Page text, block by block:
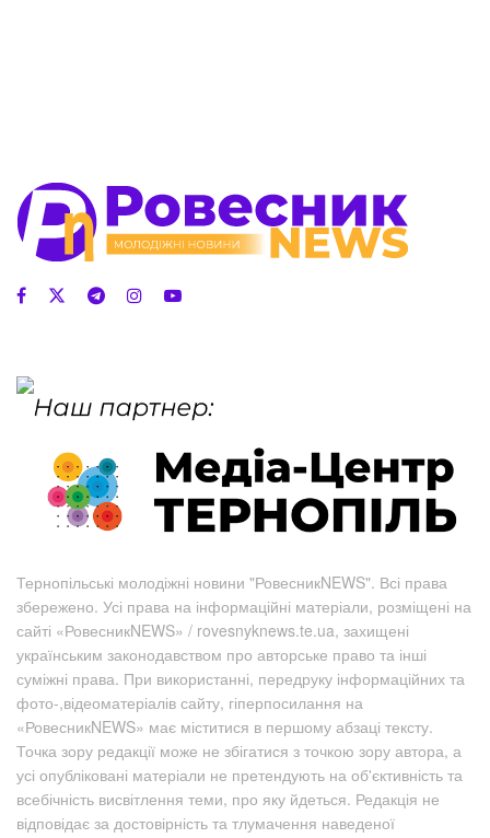
Тернопільські молодіжні новини "РовесникNEWS". Всі права
збережено. Усі права на інформаційні матеріали, розміщені на
сайті «РовесникNEWS» / rovesnyknews.te.ua, захищені
українським законодавством про авторське право та інші
суміжні права. При використанні, передруку інформаційних та
фото-,відеоматеріалів сайту, гіперпосилання на
«РовесникNEWS» має міститися в першому абзаці тексту.
Точка зору редакції може не збігатися з точкою зору автора, а
усі опубліковані матеріали не претендують на об'єктивність та
всебічність висвітлення теми, про яку йдеться. Редакція не
відповідає за достовірність та тлумачення наведеної